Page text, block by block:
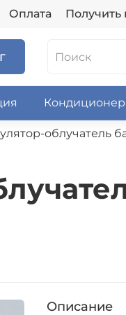
Оплата Получить
облучатель
Описание